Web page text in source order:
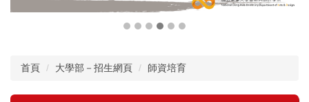
首頁 大學部－招生網頁 師資培育